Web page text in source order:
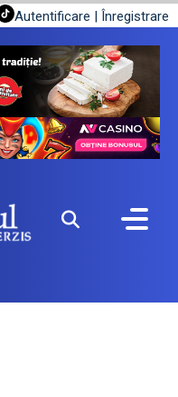
Autentificare | Înregistrare